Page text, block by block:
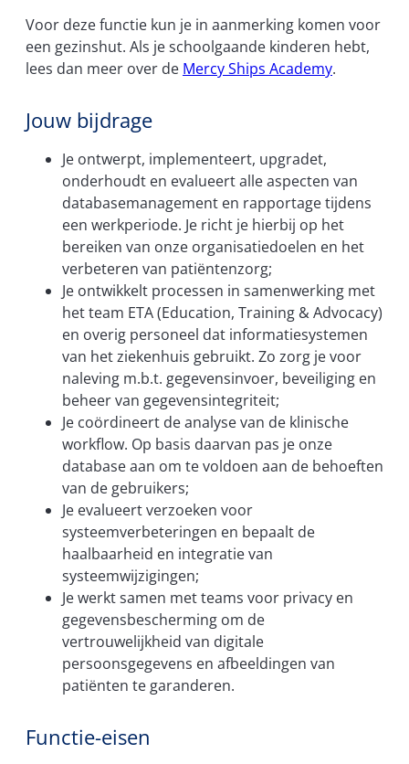
Voor deze functie kun je in aanmerking komen voor
een gezinshut. Als je schoolgaande kinderen hebt,
lees dan meer over de Mercy Ships Academy.
Jouw bijdrage
Je ontwerpt, implementeert, upgradet,
onderhoudt en evalueert alle aspecten van
databasemanagement en rapportage tijdens
een werkperiode. Je richt je hierbij op het
bereiken van onze organisatiedoelen en het
verbeteren van patiëntenzorg;
Je ontwikkelt processen in samenwerking met
het team ETA (Education, Training & Advocacy)
en overig personeel dat informatiesystemen
van het ziekenhuis gebruikt. Zo zorg je voor
naleving m.b.t. gegevensinvoer, beveiliging en
beheer van gegevensintegriteit;
Je coördineert de analyse van de klinische
workflow. Op basis daarvan pas je onze
database aan om te voldoen aan de behoeften
van de gebruikers;
Je evalueert verzoeken voor
systeemverbeteringen en bepaalt de
haalbaarheid en integratie van
systeemwijzigingen;
Je werkt samen met teams voor privacy en
gegevensbescherming om de
vertrouwelijkheid van digitale
persoonsgegevens en afbeeldingen van
patiënten te garanderen.
Functie-eisen